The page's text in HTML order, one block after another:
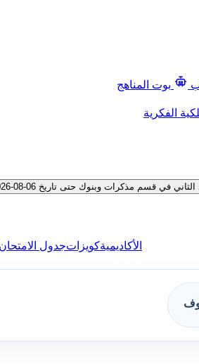
بوت المناهج
الفكرية
قسم مذكرات وبنوك حتى تاريخ 06-08-2026
الأكاديميةكويزاتجدول الامتحان